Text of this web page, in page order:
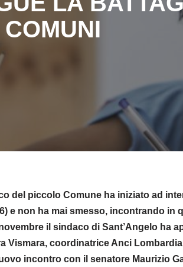
del piccolo Comune ha iniziato ad
e non ha mai smesso, incontrando in
il sindaco di Sant’Angelo ha
Vismara, coordinatrice Anci
incontro con il senatore Maurizio